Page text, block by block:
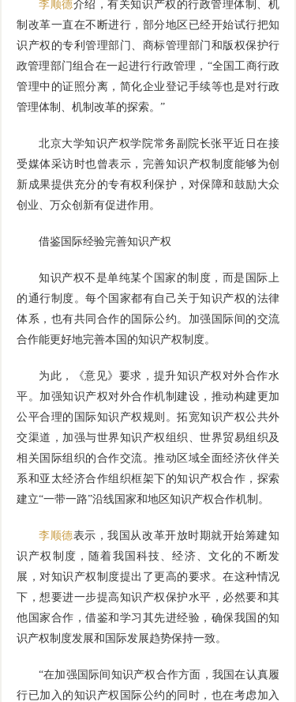
李顺德介绍，有关知识产权的行政管理体制、机
制改革一直在不断进行，部分地区已经开始试行把知
识产权的专利管理部门、商标管理部门和版权保护行
政管理部门组合在一起进行行政管理，“全国工商行政
管理中的证照分离，简化企业登记手续等也是对行政
管理体制、机制改革的探索。”
北京大学知识产权学院常务副院长张平近日在接
受媒体采访时也曾表示，完善知识产权制度能够为创
新成果提供充分的专有权利保护，对保障和鼓励大众
创业、万众创新有促进作用。
借鉴国际经验完善知识产权
知识产权不是单纯某个国家的制度，而是国际上
的通行制度。每个国家都有自己关于知识产权的法律
体系，也有共同合作的国际公约。加强国际间的交流
合作能更好地完善本国的知识产权制度。
为此，《意见》要求，提升知识产权对外合作水
平。加强知识产权对外合作机制建设，推动构建更加
公平合理的国际知识产权规则。拓宽知识产权公共外
交渠道，加强与世界知识产权组织、世界贸易组织及
相关国际组织的合作交流。推动区域全面经济伙伴关
系和亚太经济合作组织框架下的知识产权合作，探索
建立“一带一路”沿线国家和地区知识产权合作机制。
李顺德表示，我国从改革开放时期就开始筹建知
识产权制度，随着我国科技、经济、文化的不断发
展，对知识产权制度提出了更高的要求。在这种情况
下，想要进一步提高知识产权保护水平，必然要和其
他国家合作，借鉴和学习其先进经验，确保我国的知
识产权制度发展和国际发展趋势保持一致。
“在加强国际间知识产权合作方面，我国在认真履
行已加入的知识产权国际公约的同时，也在考虑加入